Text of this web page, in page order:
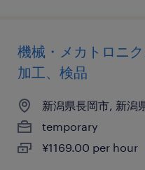
機械・メカトロニ
加工、検品
新潟県長岡市, 新潟
temporary
¥1169.00 per hour